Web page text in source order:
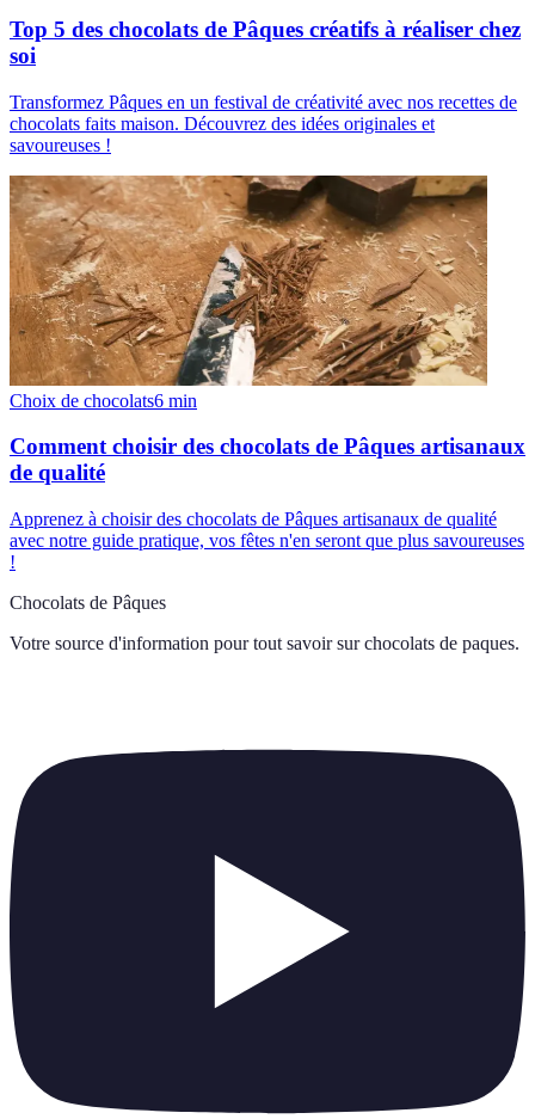
Top 5 des chocolats de Pâques créatifs à réaliser chez
soi
Transformez Pâques en un festival de créativité avec nos recettes de
chocolats faits maison. Découvrez des idées originales et
savoureuses !
Choix de chocolats6 min
Comment choisir des chocolats de Pâques artisanaux
de qualité
Apprenez à choisir des chocolats de Pâques artisanaux de qualité
avec notre guide pratique, vos fêtes n'en seront que plus savoureuses
!
Chocolats de Pâques
Votre source d'information pour tout savoir sur chocolats de paques.